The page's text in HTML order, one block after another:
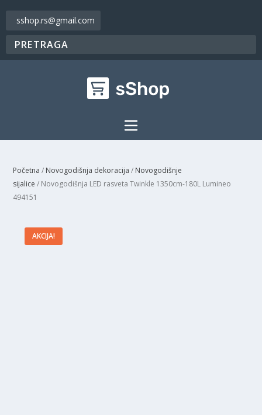
sshop.rs@gmail.com
Početna / Novogodišnja dekoracija / Novogodišnje
sijalice / Novogodišnja LED rasveta Twinkle 1350cm-180L Lumineo
494151
AKCIJA!